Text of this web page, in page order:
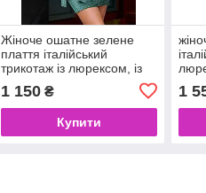
Жіноче ошатне зелене
плаття італійський
трикотаж із люрексом, із
запахом і поясом розміри
S-M-L-XL
1 150₴
Купити
1